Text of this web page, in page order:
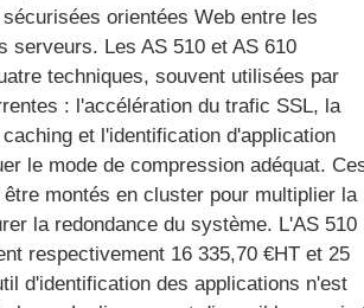
orientées Web entre les
serveurs. Les AS 510 et AS 610
techniques, souvent utilisées par
: l'accélération du trafic SSL, la
et l'identification d'application
le mode de compression adéquat.
montés en cluster pour multiplier la
la redondance du système. L'AS 510
respectivement 16 335,70 €HT et 25
d'identification des applications n'est